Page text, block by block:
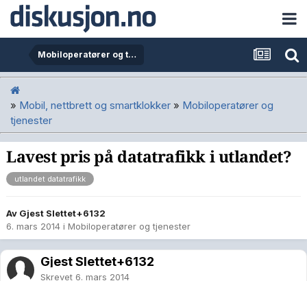
Mobiloperatører og tjenester
» Mobil, nettbrett og smartklokker » Mobiloperatører og
tjenester
Lavest pris på datatrafikk i utlandet?
utlandet datatrafikk
Av Gjest Slettet+6132
6. mars 2014 i Mobiloperatører og tjenester
Gjest Slettet+6132
Skrevet 6. mars 2014